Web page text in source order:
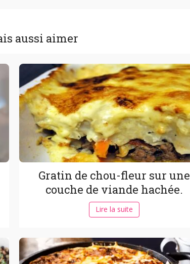
aussi aimer
Gratin de chou-fleur sur une
couche de viande hachée.
Lire la suite